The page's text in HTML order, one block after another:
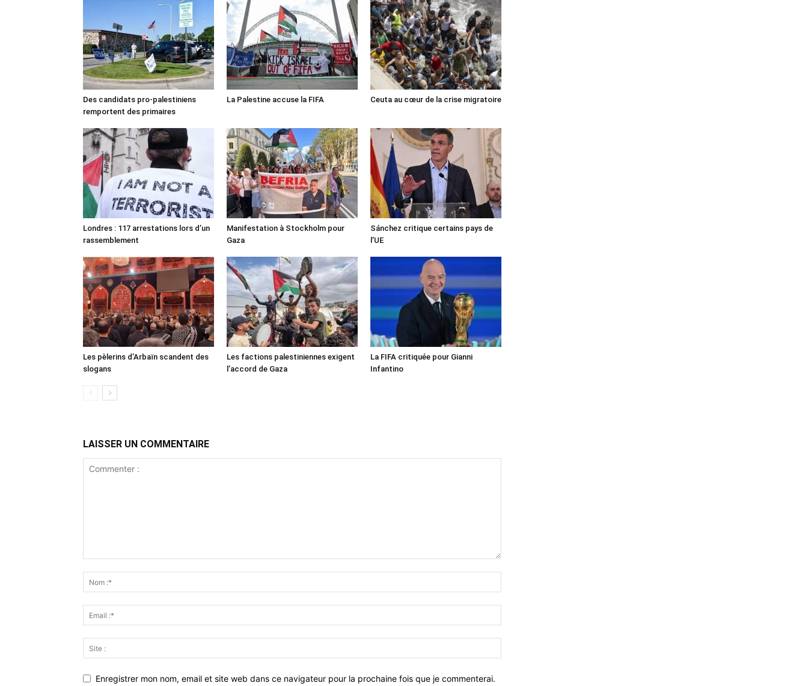
Des candidats pro-palestiniens
remportent des primaires
La Palestine accuse la FIFA Ceuta au cœur de la crise migratoire
Londres : 117 arrestations lors d’un
rassemblement
Manifestation à Stockholm pour
Gaza
Sánchez critique certains pays de
l’UE
Les pèlerins d’Arbaïn scandent des
slogans
Les factions palestiniennes exigent
l’accord de Gaza
La FIFA critiquée pour Gianni
Infantino
LAISSER UN COMMENTAIRE
Enregistrer mon nom, email et site web dans ce navigateur pour la prochaine fois que je commenterai.